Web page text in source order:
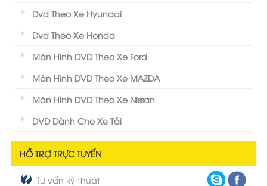
Dvd Theo Xe Hyundai
Dvd Theo Xe Honda
Màn Hình DVD Theo Xe Ford
Màn Hình DVD Theo Xe MAZDA
Màn Hình DVD Theo Xe Nissan
DVD Dành Cho Xe Tải
HỖ TRỢ TRỰC TUYẾN
Tư vấn kỹ thuật